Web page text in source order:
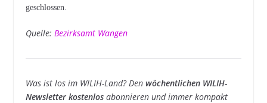
geschlossen.
Quelle: Bezirksamt Wangen
Was ist los im WILIH-Land? Den wöchentlichen WILIH-
Newsletter kostenlosabonnieren und immer kompakt